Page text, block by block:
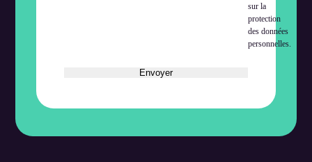
sur la
protection
des données
personnelles.